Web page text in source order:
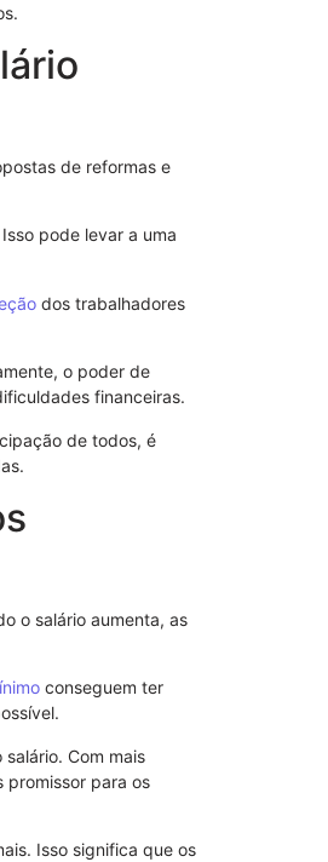
de reformas e
pode levar a uma
dos trabalhadores
o poder de
financeiras.
de todos, é
o salário aumenta, as
conseguem ter
salário. Com mais
promissor para os
Isso significa que os